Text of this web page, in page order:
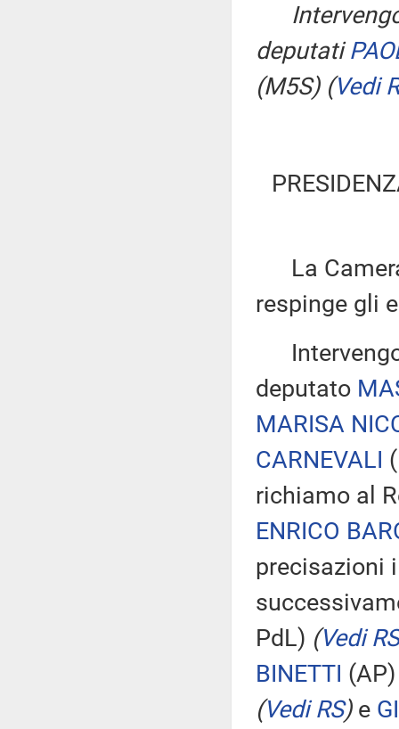
deputati
(M5S) (Vedi
La
respinge gli
deputato
MARISA
CARNEVALI
richiamo al
ENRICO
precisazioni
PdL) (Vedi RS
BINETTI
(Vedi RS)e